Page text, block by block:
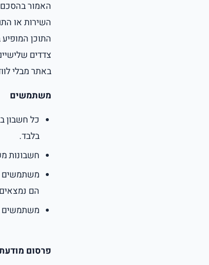
האמור בהסכם
השירות או
התוכן
צדדים
באתר מבלי
משתמשים
כל חשבון
בלבד.
חשבונות
משתמשים
הם
משתמשים
פרסום